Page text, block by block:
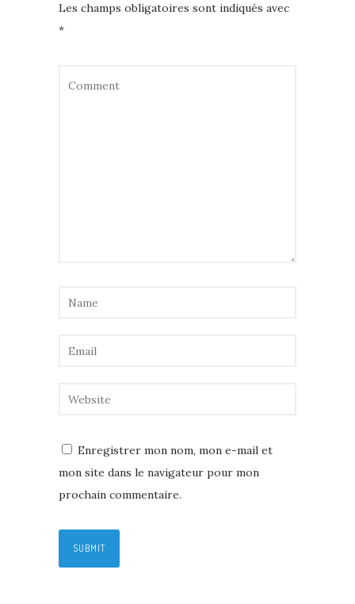
Les champs obligatoires sont indiqués avec
*
Enregistrer mon nom, mon e-mail et
mon site dans le navigateur pour mon
prochain commentaire.